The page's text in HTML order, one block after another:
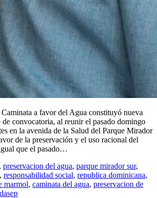
a favor del Agua constituyó nueva
convocatoria, al reunir el pasado domingo
en la avenida de la Salud del Parque Mirador
de la preservación y el uso racional del
que el pasado…
preservacion del agua, parque mirador sur,
, responsabilidad social, republica dominicana,
marmol, caminata del agua, preservacion de